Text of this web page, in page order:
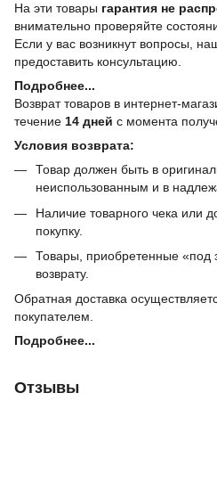
На эти товары гарантия не
внимательно проверяйте
Если у вас возникнут вопросы,
предоставить консультацию.
Подробнее...
Возврат товаров в интернет-
течение 14 дней с момента
Условия возврата:
Товар должен быть в
неиспользованным и в
Наличие товарного чека или
покупку.
Товары, приобретенные «под
возврату.
Обратная доставка
покупателем.
Подробнее...
Отзывы